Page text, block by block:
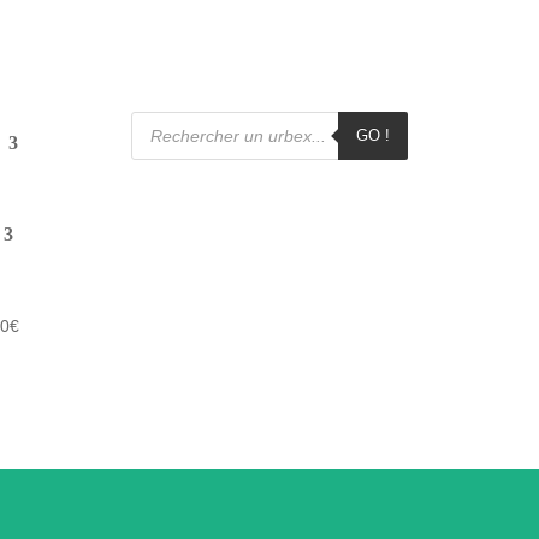
€
Recherche
produits
GO !